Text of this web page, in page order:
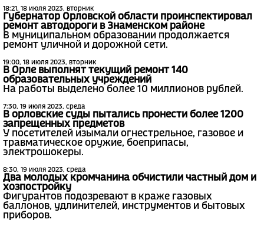
18:21, 18 июля 2023, вторник
Губернатор Орловской области проинспектировал
ремонт автодороги в Знаменском районе
В муниципальном образовании продолжается
ремонт уличной и дорожной сети.
19:00, 18 июля 2023, вторник
В Орле выполнят текущий ремонт 140
образовательных учреждений
На работы выделено более 10 миллионов рублей.
7:30, 19 июля 2023, среда
В орловские суды пытались пронести более 1200
запрещенных предметов
У посетителей изымали огнестрельное, газовое и
травматическое оружие, боеприпасы,
электрошокеры.
8:30, 19 июля 2023, среда
Два молодых кромчанина обчистили частный дом и
хозпостройку
Фигурантов подозревают в краже газовых
баллонов, удлинителей, инструментов и бытовых
приборов.